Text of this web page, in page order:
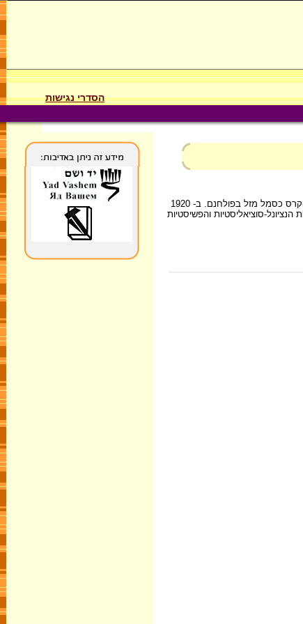
הסדרי נגישות
צלב הקרס הוא סמל קדום מאוד, ונתגלה בחפירות באפריקה, באסיה, באמריקה התיכונה ולמן האלף הרביעי לפני הספירה באירופה. ההודים השתמשו בצלב הקרס כסמל מזל בפולחנם. ב- 1920
הקרס היה גם סמלן של התנועות הנציונל-סוציאליסטיות והפשיסטיות